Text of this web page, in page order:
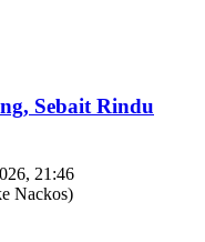
Sebait Rindu
21:46